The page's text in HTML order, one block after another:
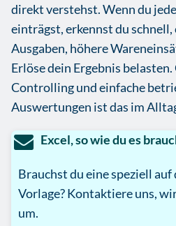
direkt verstehst. Wenn du
einträgst, erkennst du schnell,
Ausgaben, höhere
Erlöse dein Ergebnis
Controlling und einfache
Auswertungen ist das im
Excel, so wie du es
Brauchst du eine speziell
Vorlage? Kontaktiere uns,
um.